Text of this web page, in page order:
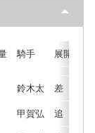
騎手 展開
鈴木太 差
甲賀弘 追